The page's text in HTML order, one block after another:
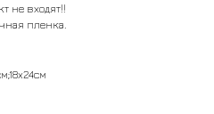
не входят!!
пленка.